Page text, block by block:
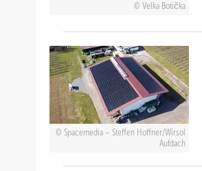
Velka Botička
Spacemedia – Steffen Hoffner/Wirsol
Aufdach